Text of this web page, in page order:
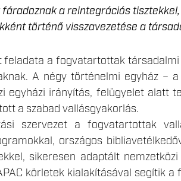
a reintegrációs
történő visszavezetése a
a fogvatartottak
A négy történelmi egyház
egyházi irányítás, felügyelet alatt
a szabad vallásgyakorlás.
szervezet a fogvatartottak
országos
sikeresen adaptált
körletek kialakításával segítik